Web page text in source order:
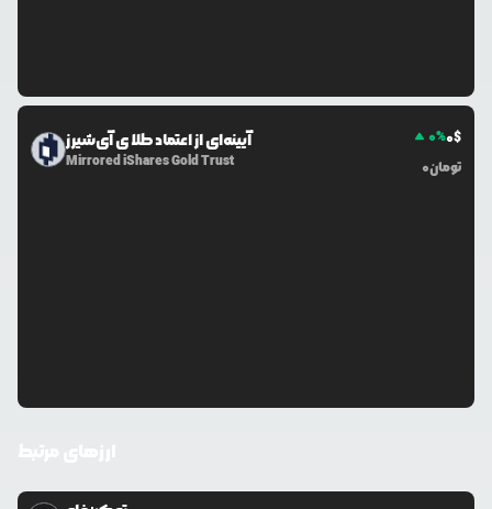
آیینه‌ای از اعتماد طلا ی آی‌شیرز
Mirrored iShares Gold Trust
0%0$
0تومان